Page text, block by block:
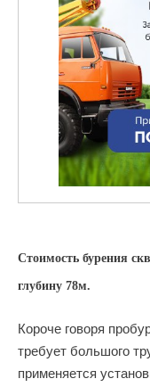
Стоимость бурения
глубину 78м.
Короче говоря
требует большого
применяется